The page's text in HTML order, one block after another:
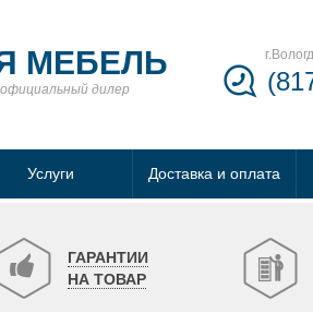
МЕБЕЛЬ
дилер
Услуги Доставка и оплата
ГАРАНТИИ
НА ТОВАР